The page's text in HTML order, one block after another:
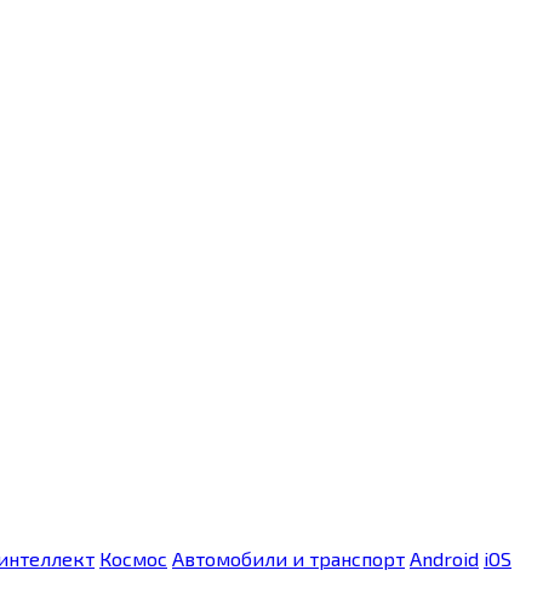
Космос Автомобили и транспорт Android iOS